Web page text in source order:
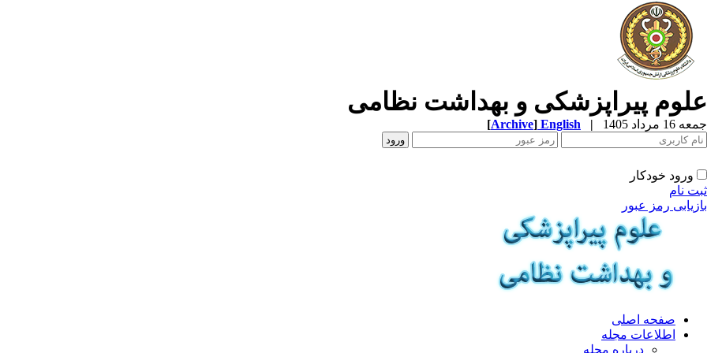
علوم پیراپزشکی و بهداشت نظامی
جمعه 16 مرداد 1405 |
English
[Archive]
ورود خودکار
ثبت نام
بازیابی رمز عبور
صفحه اصلی
اطلاعات مجله
درباره مجله